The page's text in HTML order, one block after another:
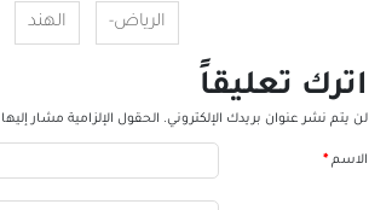
الرياض- الهند
اترك تعليقاً
لن يتم نشر عنوان بريدك الإلكتروني. الحقول الإلزامية مشار إليها
الاسم *